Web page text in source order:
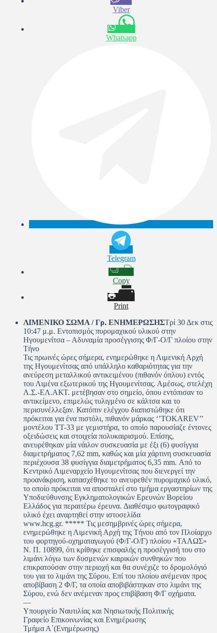
Viber
Whatsapp
Telegram
Copy
Print
ΛΙΜΕΝΙΚΟ ΣΩΜΑ / Γρ. ΕΝΗΜΕΡΩΣΗΣΤρί 30 Δεκ στις
10:47 μ.μ. Εντοπισμός πυρομαχικού υλικού στην
Ηγουμενίτσα – Αδυναμία προσέγγισης Φ/Γ-Ο/Γ πλοίου στην
Τήνο
Τις πρωινές ώρες σήμερα, ενημερώθηκε η Λιμενική Αρχή
της Ηγουμενίτσας από υπάλληλο καθαριότητας για την
ανεύρεση μεταλλικού αντικειμένου (πιθανόν όπλου) εντός
του Λιμένα εξωτερικού της Ηγουμενίτσας. Αμέσως, στελέχη
Λ.Σ.-ΕΛ.ΑΚΤ. μετέβησαν στο σημείο, όπου εντόπισαν το
αντικείμενο, επιμελώς τυλιγμένο σε κάλτσα και το
περισυνέλλεξαν. Κατόπιν ελέγχου διαπιστώθηκε ότι
πρόκειται για ένα πιστόλι, πιθανόν μάρκας ‘’TOKAREV’’
μοντέλου ΤΤ-33 με γεμιστήρα, το οποίο παρουσίαζε έντονες
οξειδώσεις και στοιχεία πολυκαιρισμού. Επίσης,
ανευρέθηκαν μία νάιλον συσκευασία με έξι (6) φυσίγγια
διαμετρήματος 7,62 mm, καθώς και μία χάρτινη συσκευασία
περιέχουσα 38 φυσίγγια διαμετρήματος 6,35 mm. Από το
Κεντρικό Λιμεναρχείο Ηγουμενίτσας που διενεργεί την
προανάκριση, κατασχέθηκε το ανευρεθέν πυρομαχικό υλικό,
το οποίο πρόκειται να αποσταλεί στο τμήμα εργαστηρίων της
Υποδιεύθυνσης Εγκληματολογικών Ερευνών Βορείου
Ελλάδος για περαιτέρω έρευνα. Διαθέσιμο φωτογραφικό
υλικό έχει αναρτηθεί στην ιστοσελίδα
www.hcg.gr. ***** Τις μεσημβρινές ώρες σήμερα,
ενημερώθηκε η Λιμενική Αρχή της Τήνου από τον Πλοίαρχο
του φορτηγού-οχηματαγωγού (Φ/Γ-Ο/Γ) πλοίου «ΤΑΛΩΣ»
Ν. Π. 10899, ότι κρίθηκε επισφαλής η προσέγγισή του στο
λιμάνι λόγω των δυσμενών καιρικών συνθηκών που
επικρατούσαν στην περιοχή και θα συνέχιζε το δρομολόγιό
του για το λιμάνι της Σύρου. Επί του πλοίου ανέμεναν προς
αποβίβαση 2 Φ/Γ, τα οποία αποβιβάστηκαν στο λιμάνι της
Σύρου, ενώ δεν ανέμεναν προς επιβίβαση Φ/Γ οχήματα.
—
Υπουργείο Ναυτιλίας και Νησιωτικής Πολιτικής
Γραφείο Επικοινωνίας και Ενημέρωσης
Τμήμα Α΄(Ενημέρωσης)